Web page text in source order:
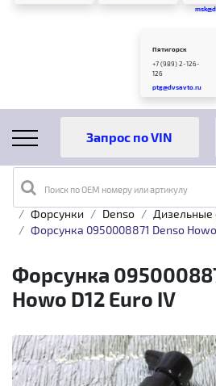
Пятигорск
+7 (989) 2-126-
126
ptg@dvsavto.ru
Поиск по OEM номеру или артикулу
Главная Каталог товаров
Форсунки
Denso
Дизельные
Форсунка 0950008871 Denso
Форсунка
Howo D12 Euro IV